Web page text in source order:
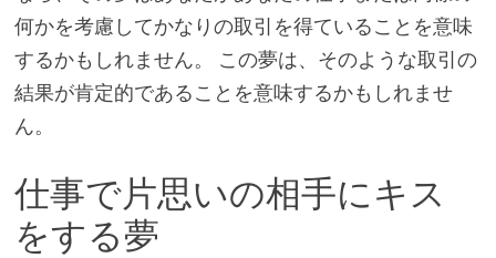
何かを考慮してかなりの取引を得ていることを意味
するかもしれません。 この夢は、そのような取引の
結果が肯定的であることを意味するかもしれませ
ん。
仕事で片思いの相手にキス
をする夢